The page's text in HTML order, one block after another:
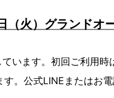
火）グランドオ
います。初回ご利用
。公式LINEまたはお